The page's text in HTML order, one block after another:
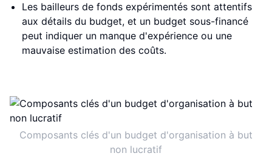
Les bailleurs de fonds expérimentés sont attentifs
aux détails du budget, et un budget sous-financé
peut indiquer un manque d'expérience ou une
mauvaise estimation des coûts.
Composants clés d'un budget d'organisation à but
non lucratif